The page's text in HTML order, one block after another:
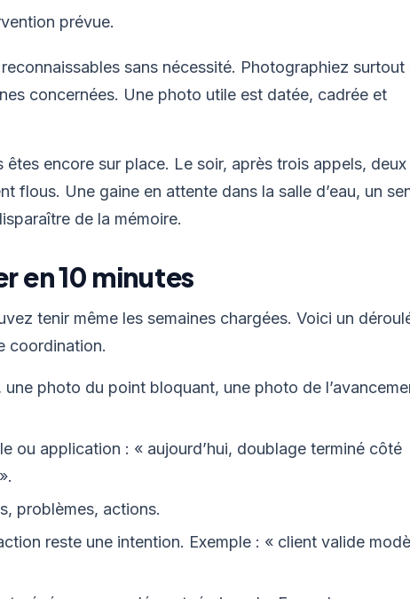
prévue.
sans nécessité. Photographiez surtout
concernées. Une photo utile est datée, cadrée et
encore sur place. Le soir, après trois appels, deux
flous. Une gaine en attente dans la salle d’eau, un
de la mémoire.
en 10 minutes
tenir même les semaines chargées. Voici un
coordination.
une photo du point bloquant, une photo de
ou application : « aujourd’hui, doublage terminé côté
problèmes, actions.
reste une intention. Exemple : « client valide